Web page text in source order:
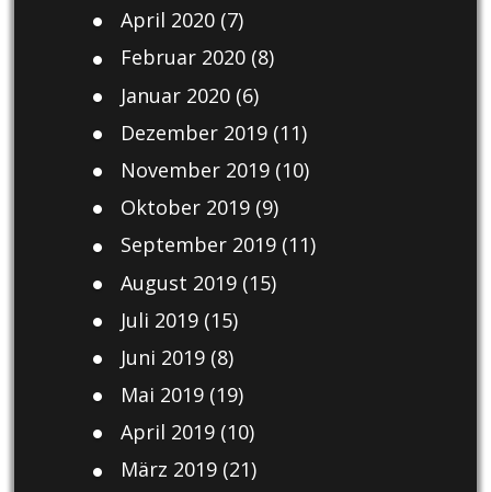
April 2020(7)
Februar 2020(8)
Januar 2020(6)
Dezember 2019(11)
November 2019(10)
Oktober 2019(9)
September 2019(11)
August 2019(15)
Juli 2019(15)
Juni 2019(8)
Mai 2019(19)
April 2019(10)
März 2019(21)